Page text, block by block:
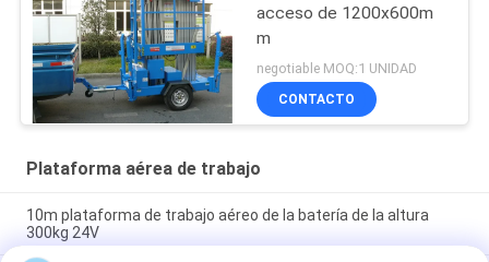
acceso de 1200x600m
m
negotiable MOQ:1 UNIDAD
CONTACTO
Plataforma aérea de trabajo
10m plataforma de trabajo aéreo de la batería de la altura
300kg 24V